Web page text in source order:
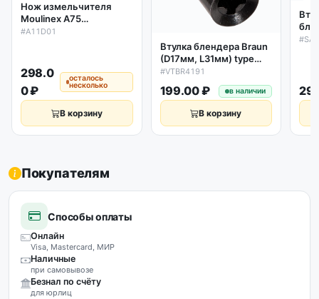
Нож измельчителя
Moulinex А75
5843728/A11D01
#A11D01
298.0
0 ₽
осталось
несколько
В корзину
Втулка блендера Braun
(D17мм, L31мм) type
4195, 4191...
#VTBR4191
199.00 ₽ в наличии
В корзину
Покупателям
Способы оплаты
Онлайн
Visa, Mastercard, МИР
Наличные
при самовывозе
Безнал по счёту
для юрлиц